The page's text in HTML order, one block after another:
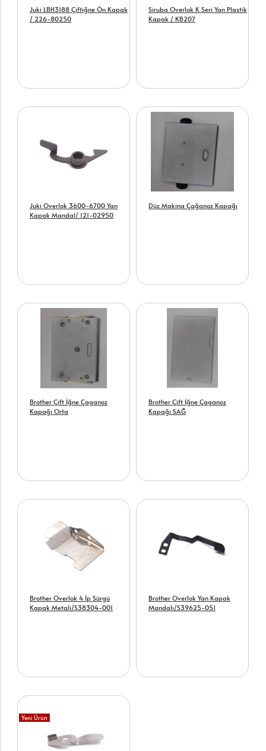
Juki LBH3188 Çiftiğne Ön Kapak
/ 226-80250
Siruba Overlok K Seri Yan Plastik
Kapak / KB207
Juki Overlok 3600-6700 Yan
Kapak Mandal/ 121-02950
Düz Makina Çağanoz Kapağı
Brother Çift İğne Çaganoz
Kapağı Orta
Brother Çift İğne Çaganoz
Kapağı SAĞ
Brother Overlok 4 İp Sürgü
Kapak Metali/S38304-001
Brother Overlok Yan Kapak
Mandalı/S39625-051
Yeni Ürün